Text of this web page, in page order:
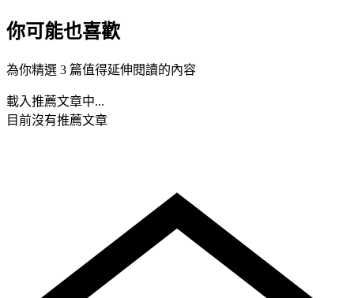
你可能也喜歡
為你精選 3 篇值得延伸閱讀的內容
載入推薦文章中...
目前沒有推薦文章